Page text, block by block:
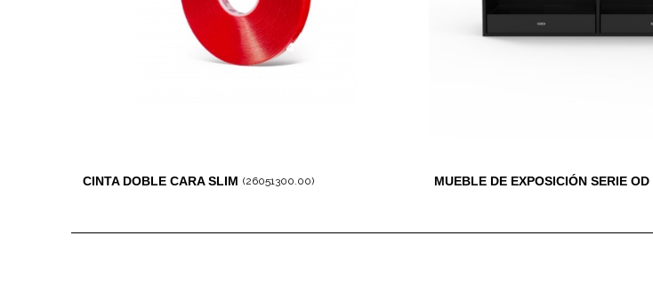
CINTA DOBLE CARA SLIM (26051300.00) MUEBLE DE EXPOSICIÓN SERIE OD